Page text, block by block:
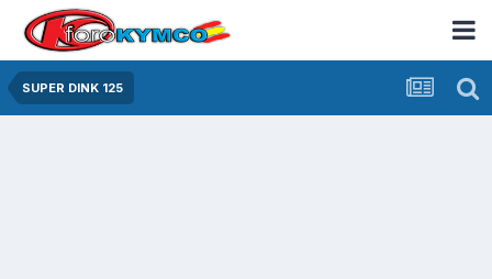
SUPER DINK 125